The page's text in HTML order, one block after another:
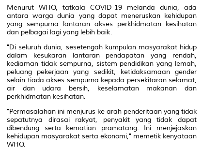
Menurut WHO, tatkala COVID-19 melanda dunia, ada
antara warga dunia yang dapat meneruskan kehidupan
yang sempurna lantaran akses perkhidmatan kesihatan
dan pelbagai lagi yang lebih baik.
"Di seluruh dunia, sesetengah kumpulan masyarakat hidup
dalam kesukaran lantaran pendapatan yang rendah,
kediaman tidak sempurna, sistem pendidikan yang lemah,
peluang pekerjaan yang sedikit, ketidaksamaan gender
selain tiada akses sempurna kepada persekitaran selamat,
air dan udara bersih, keselamatan makanan dan
perkhidmatan kesihatan.
"Permasalahan ini menjurus ke arah penderitaan yang tidak
sepatutnya dirasai rakyat, penyakit yang tidak dapat
dibendung serta kematian pramatang. Ini menjejaskan
kehidupan masyarakat serta ekonomi," memetik kenyataan
WHO.